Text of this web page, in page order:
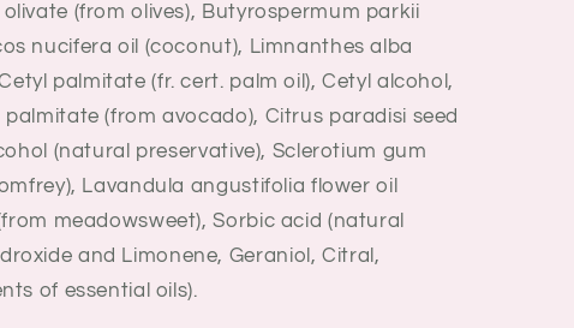
(from olives), Butyrospermum parkii
nucifera oil (coconut), Limnanthes alba
palmitate (fr. cert. palm oil), Cetyl alcohol,
(from avocado), Citrus paradisi seed
(natural preservative), Sclerotium gum
Lavandula angustifolia flower oil
meadowsweet), Sorbic acid (natural
and Limonene, Geraniol, Citral,
of essential oils).